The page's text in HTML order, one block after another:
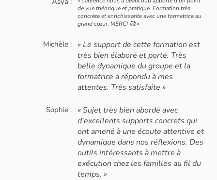
de vue théorique et pratique. Formation très
concrète et enrichissante avec une formatrice au
grand cœur. MERCI 🥰 »
Michèle :
« Le support de cette formation est
très bien élaboré et porté. Très
belle dynamique du groupe et la
formatrice a répondu à mes
attentes. Très satisfaite »
Sophie :
« Sujet très bien abordé avec
d'excellents supports concrets qui
ont amené à une écoute attentive et
dynamique dans nos réflexions. Des
outils intéressants à mettre à
exécution chez les familles au fil du
temps. »